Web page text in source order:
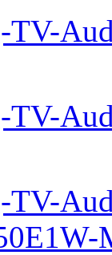
TV-
TV-
TV-